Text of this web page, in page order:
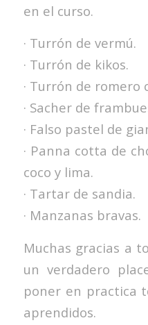
en el curso.
· Turrón de vermú.
· Turrón de kikos.
· Turrón de romero
· Sacher de
· Falso pastel de
· Panna cotta de
coco y lima.
· Tartar de sandia.
· Manzanas bravas.
Muchas gracias a
un verdadero
poner en practica
aprendidos.